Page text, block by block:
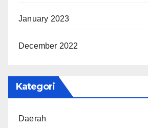
January 2023
December 2022
Kategori
Daerah